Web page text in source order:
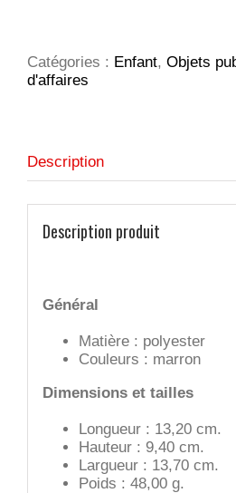
en
peluche
Catégories : Enfant, Objets
d'affaires
Description
Description produit
Général
Matière : polyester
Couleurs : marron
Dimensions et tailles
Longueur : 13,20 cm.
Hauteur : 9,40 cm.
Largueur : 13,70 cm.
Poids : 48,00 g.